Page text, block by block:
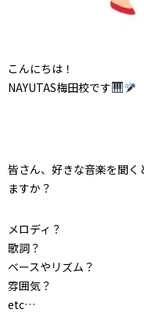
こんにちは！
NAYUTAS梅田校です
皆さん、好きな音楽を聞
ますか？
メロディ？
歌詞？
ベースやリズム？
雰囲気？
etc…